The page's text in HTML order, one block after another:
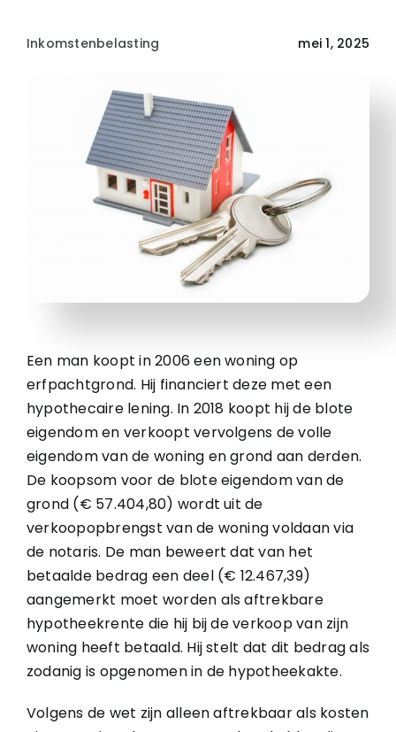
Inkomstenbelasting mei 1, 2025
Een man koopt in 2006 een woning op
erfpachtgrond. Hij financiert deze met een
hypothecaire lening. In 2018 koopt hij de blote
eigendom en verkoopt vervolgens de volle
eigendom van de woning en grond aan derden.
De koopsom voor de blote eigendom van de
grond (€ 57.404,80) wordt uit de
verkoopopbrengst van de woning voldaan via
de notaris. De man beweert dat van het
betaalde bedrag een deel (€ 12.467,39)
aangemerkt moet worden als aftrekbare
hypotheekrente die hij bij de verkoop van zijn
woning heeft betaald. Hij stelt dat dit bedrag als
zodanig is opgenomen in de hypotheekakte.
Volgens de wet zijn alleen aftrekbaar als kosten